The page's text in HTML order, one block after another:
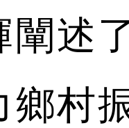
了
鄉村